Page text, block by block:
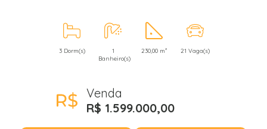
3 Dorm(s)
1
Banheiro(s)
230,00 m² 21 Vaga(s)
Venda
R$ 1.599.000,00